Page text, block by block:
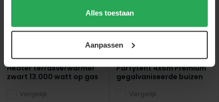
Alles toestaan
Aanpassen
Lizzely Garden & Living
Heater terrasverwarmer
zwart 13.000 watt op gas
Vergelijk
Lizzely Garden & Living
Partytent 4x6m Premium
gegalvaniseerde buizen
Vergelijk